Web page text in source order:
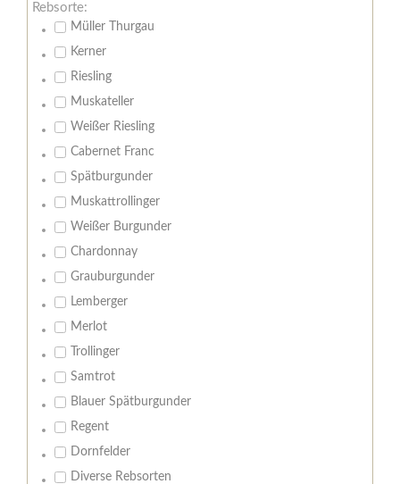
Rebsorte:
Müller Thurgau
Kerner
Riesling
Muskateller
Weißer Riesling
Cabernet Franc
Spätburgunder
Muskattrollinger
Weißer Burgunder
Chardonnay
Grauburgunder
Lemberger
Merlot
Trollinger
Samtrot
Blauer Spätburgunder
Regent
Dornfelder
Diverse Rebsorten